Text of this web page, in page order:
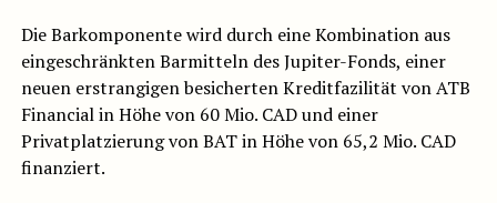
Die Barkomponente wird durch eine Kombination aus
eingeschränkten Barmitteln des Jupiter-Fonds, einer
neuen erstrangigen besicherten Kreditfazilität von ATB
Financial in Höhe von 60 Mio. CAD und einer
Privatplatzierung von BAT in Höhe von 65,2 Mio. CAD
finanziert.